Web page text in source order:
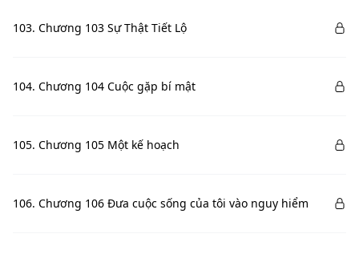
103. Chương 103 Sự Thật Tiết Lộ
104. Chương 104 Cuộc gặp bí mật
105. Chương 105 Một kế hoạch
106. Chương 106 Đưa cuộc sống của tôi vào nguy hiểm